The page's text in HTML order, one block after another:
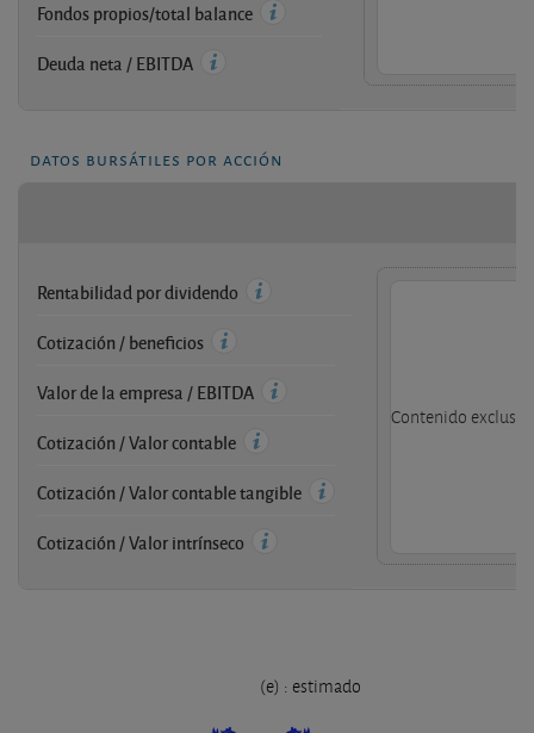
Fondos propios/total balance
Deuda neta / EBITDA
datos bursátiles por acción
Rentabilidad por dividendo
Contenido
Cotización / beneficios
Valor de la empresa / EBITDA
Cotización / Valor contable
Cotización / Valor contable tangible
Cotización / Valor intrínseco
(e) : estimado